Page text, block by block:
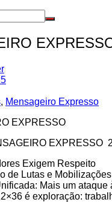
, Mensageiro Expresso
EXPRESSO
Exigem Respeito
de Lutas e Mobilizações
Mais um ataque
é exploração: